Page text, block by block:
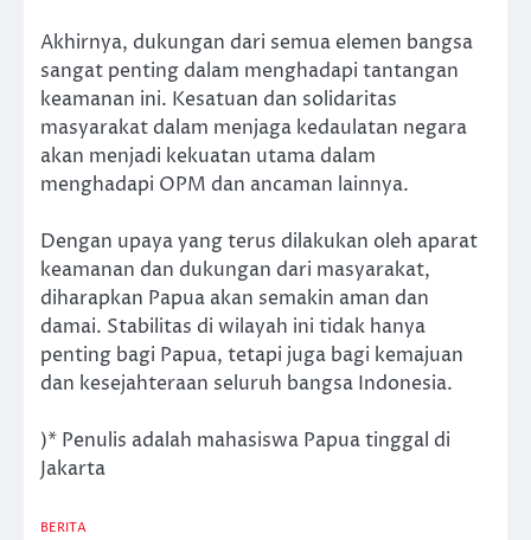
Akhirnya, dukungan dari semua elemen bangsa
sangat penting dalam menghadapi tantangan
keamanan ini. Kesatuan dan solidaritas
masyarakat dalam menjaga kedaulatan negara
akan menjadi kekuatan utama dalam
menghadapi OPM dan ancaman lainnya.
Dengan upaya yang terus dilakukan oleh aparat
keamanan dan dukungan dari masyarakat,
diharapkan Papua akan semakin aman dan
damai. Stabilitas di wilayah ini tidak hanya
penting bagi Papua, tetapi juga bagi kemajuan
dan kesejahteraan seluruh bangsa Indonesia.
)* Penulis adalah mahasiswa Papua tinggal di
Jakarta
BERITA